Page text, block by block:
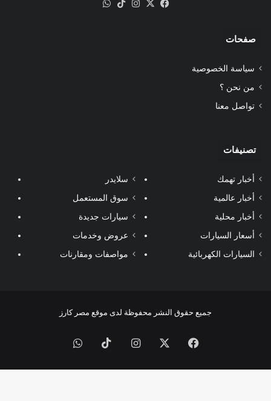
فيسبوك
‫X انستقرام‫TikTok
صفحات
سياسة الخصوصية
من نحن ؟
تواصل معنا
تصنيفات
أخبار تهمك
أخبار عالمية
أخبار محلية
أسعار السيارات
السيارات الكهربائية
سلايدر
سوق المستعمل
سيارات جديدة
عروض وخدمات
مواصفات ومقارنات
جميع حقوق النشر محفوظة لدى موقع مصر كارز
فيسبوك انستقرام‫TikTokواتساب